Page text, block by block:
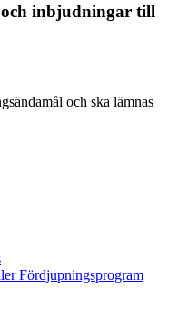
och inbjudningar till
och ska lämnas
Fördjupningsprogram